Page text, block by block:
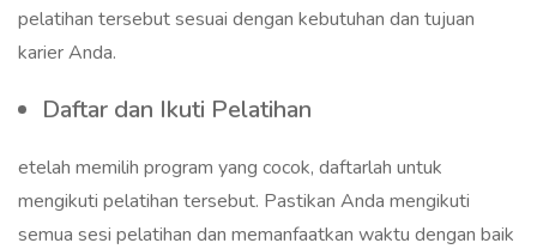
pelatihan tersebut sesuai dengan kebutuhan dan tujuan
karier Anda.
Daftar dan Ikuti Pelatihan
etelah memilih program yang cocok, daftarlah untuk
mengikuti pelatihan tersebut. Pastikan Anda mengikuti
semua sesi pelatihan dan memanfaatkan waktu dengan baik